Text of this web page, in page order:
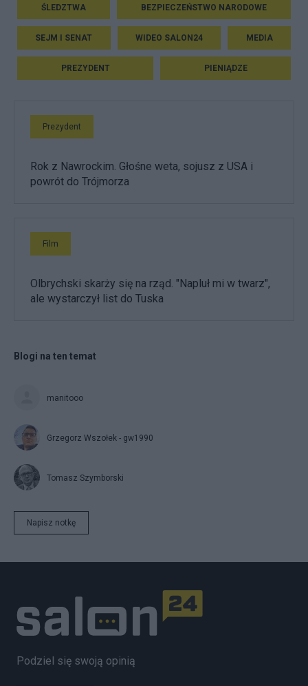
ŚLEDZTWA BEZPIECZEŃSTWO NARODOWE
SEJM I SENAT WIDEO SALON24 MEDIA
PREZYDENT PIENIĄDZE
Prezydent
Rok z Nawrockim. Głośne weta, sojusz z USA i
powrót do Trójmorza
Film
Olbrychski skarży się na rząd. "Napluł mi w twarz",
ale wystarczył list do Tuska
Blogi na ten temat
manitooo
Grzegorz Wszołek - gw1990
Tomasz Szymborski
Napisz notkę
Podziel się swoją opinią